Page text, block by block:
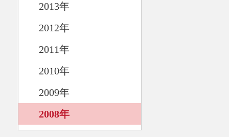
2013年
2012年
2011年
2010年
2009年
2008年